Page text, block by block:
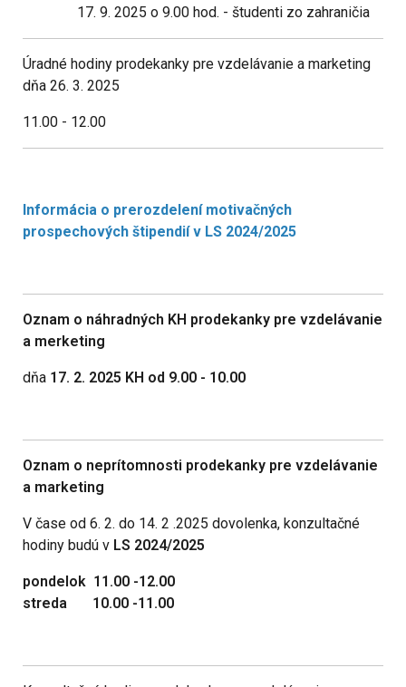
17. 9. 2025 o 9.00 hod. - študenti zo zahraničia
Úradné hodiny prodekanky pre vzdelávanie a marketing
dňa 26. 3. 2025
11.00 - 12.00
Informácia o prerozdelení motivačných
prospechových štipendií v LS 2024/2025
Oznam o náhradných KH prodekanky pre vzdelávanie
a merketing
dňa 17. 2. 2025 KH od 9.00 - 10.00
Oznam o neprítomnosti prodekanky pre vzdelávanie
a marketing
V čase od 6. 2. do 14. 2 .2025 dovolenka, konzultačné
hodiny budú v LS 2024/2025
pondelok 11.00 -12.00
streda 10.00 -11.00